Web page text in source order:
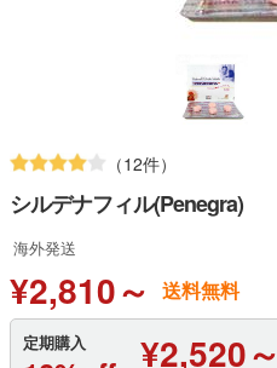
（12件）
シルデナフィル(Penegra)
海外発送
¥2,810～ 送料無料
定期購入 ¥2,520～